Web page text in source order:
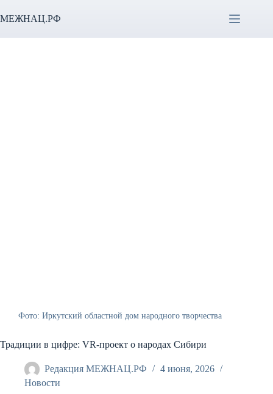
к
МЕЖНАЦ.РФ
Фото: Иркутский областной дом народного творчества
Традиции в цифре: VR-проект о народах Сибири
Редакция МЕЖНАЦ.РФ
4 июня, 2026
Новости